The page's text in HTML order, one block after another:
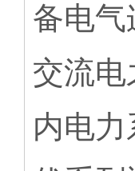
备电
交流
内电